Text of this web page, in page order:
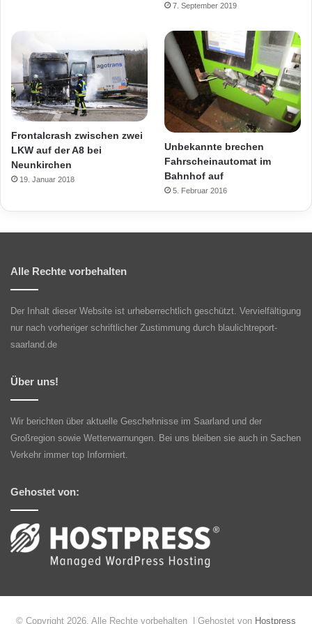
7. September 2019
Frontalcrash zwischen zwei
LKW auf der A8 bei
Neunkirchen
19. Januar 2018
Unbekannte brechen
Fahrscheinautomat im
Bahnhof auf
5. Februar 2016
Alle Rechte vorbehalten
Der Inhalt dieser Website ist urheberrechtlich geschützt. Vervielfältigung
nur nach vorheriger schriftlicher Zustimmung durch blaulichtreport-
saarland.de
Über uns!
Wir berichten über aktuelle Geschehnisse im Saarland und der
Großregion sowie Wetterwarnungen. Bei uns bleiben sie auch in Sachen
Verkehr immer top Informiert.
Gehostet von:
© Copyright 2026, Alle Rechte vorbehalten | Gehostet von Hostpress